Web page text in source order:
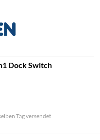
Dock Switch
Tag versendet